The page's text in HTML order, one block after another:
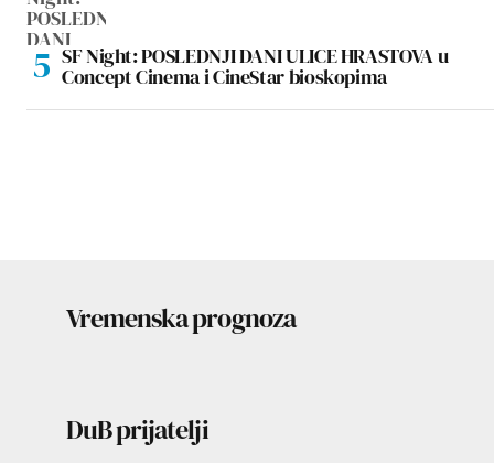
SF Night: POSLEDNJI DANI ULICE HRASTOVA u
Concept Cinema i CineStar bioskopima
Vremenska prognoza
DuB prijatelji